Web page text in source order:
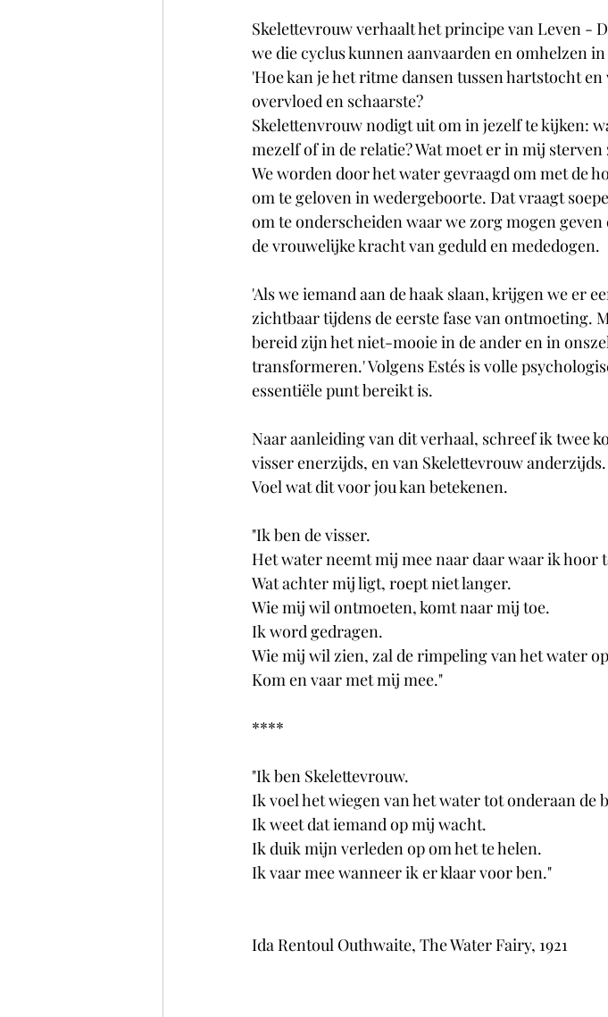
Skelettevrouw verhaalt het principe van Leven -
we die cyclus kunnen aanvaarden en omhelzen
'Hoe kan je het ritme dansen tussen hartstocht
overvloed en schaarste?
Skelettenvrouw nodigt uit om in jezelf te kijken:
mezelf of in de relatie? Wat moet er in mij
We worden door het water gevraagd om met de
om te geloven in wedergeboorte. Dat vraagt
om te onderscheiden waar we zorg mogen
de vrouwelijke kracht van geduld en mededogen.
'Als we iemand aan de haak slaan, krijgen we er
zichtbaar tijdens de eerste fase van ontmoeting.
bereid zijn het niet-mooie in de ander en in
transformeren.' Volgens Estés is volle
essentiële punt bereikt is.
Naar aanleiding van dit verhaal, schreef ik twee
visser enerzijds, en van Skelettevrouw
Voel wat dit voor jou kan betekenen.
"Ik ben de visser.
Het water neemt mij mee naar daar waar ik hoor
Wat achter mij ligt, roept niet langer.
Wie mij wil ontmoeten, komt naar mij toe.
Ik word gedragen.
Wie mij wil zien, zal de rimpeling van het water
Kom en vaar met mij mee."
****
"Ik ben Skelettevrouw.
Ik voel het wiegen van het water tot onderaan de
Ik weet dat iemand op mij wacht.
Ik duik mijn verleden op om het te helen.
Ik vaar mee wanneer ik er klaar voor ben."
Ida Rentoul Outhwaite, The Water Fairy, 1921